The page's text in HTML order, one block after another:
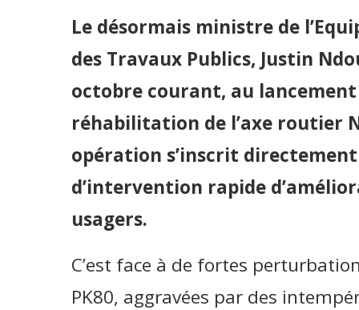
Le désormais ministre de
des Travaux Publics, Justin
octobre courant, au
réhabilitation de l’axe routier
opération s’inscrit
d’intervention rapide
usagers.
C’est face à de fortes
PK80, aggravées par des